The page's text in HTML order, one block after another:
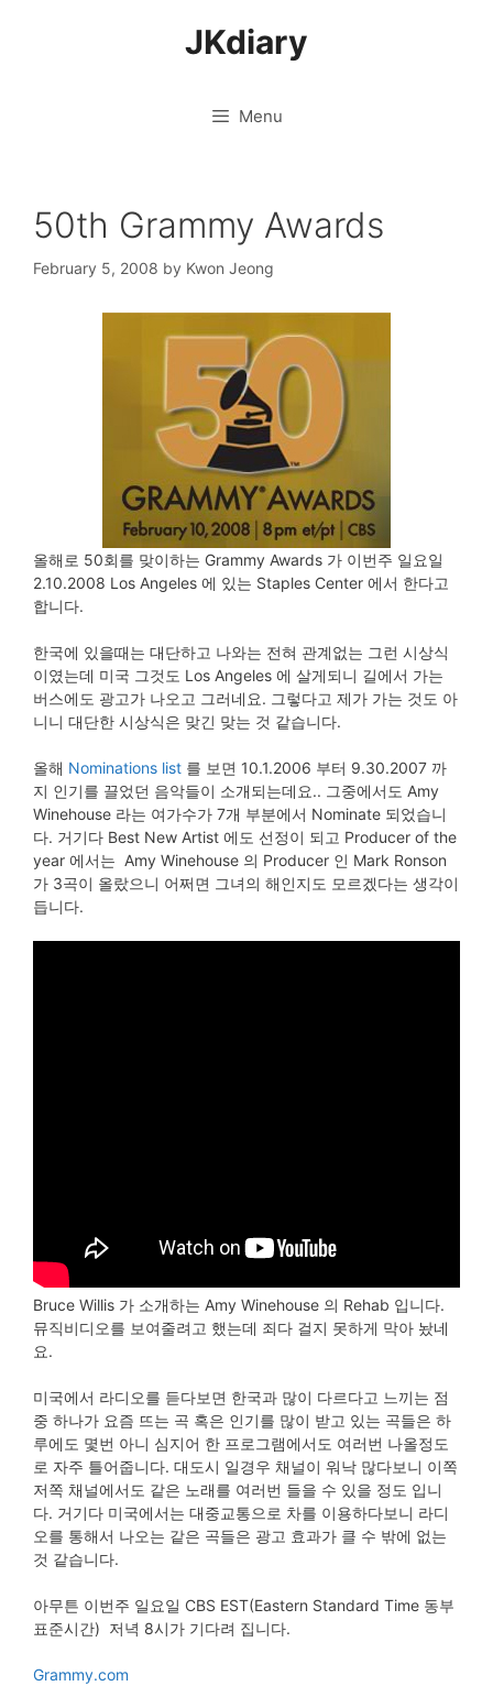
JKdiary
Menu
50th Grammy Awards
February 5, 2008 by Kwon Jeong
올해로 50회를 맞이하는 Grammy Awards 가 이번주 일요일
2.10.2008 Los Angeles 에 있는 Staples Center 에서 한다고
합니다.
한국에 있을때는 대단하고 나와는 전혀 관계없는 그런 시상식
이였는데 미국 그것도 Los Angeles 에 살게되니 길에서 가는
버스에도 광고가 나오고 그러네요. 그렇다고 제가 가는 것도 아
니니 대단한 시상식은 맞긴 맞는 것 같습니다.
올해 Nominations list 를 보면 10.1.2006 부터 9.30.2007 까
지 인기를 끌었던 음악들이 소개되는데요.. 그중에서도 Amy
Winehouse 라는 여가수가 7개 부분에서 Nominate 되었습니
다. 거기다 Best New Artist 에도 선정이 되고 Producer of the
year 에서는 Amy Winehouse 의 Producer 인 Mark Ronson
가 3곡이 올랐으니 어쩌면 그녀의 해인지도 모르겠다는 생각이
듭니다.
Bruce Willis 가 소개하는 Amy Winehouse 의 Rehab 입니다.
뮤직비디오를 보여줄려고 했는데 죄다 걸지 못하게 막아 놨네
요.
미국에서 라디오를 듣다보면 한국과 많이 다르다고 느끼는 점
중 하나가 요즘 뜨는 곡 혹은 인기를 많이 받고 있는 곡들은 하
루에도 몇번 아니 심지어 한 프로그램에서도 여러번 나올정도
로 자주 틀어줍니다. 대도시 일경우 채널이 워낙 많다보니 이쪽
저쪽 채널에서도 같은 노래를 여러번 들을 수 있을 정도 입니
다. 거기다 미국에서는 대중교통으로 차를 이용하다보니 라디
오를 통해서 나오는 같은 곡들은 광고 효과가 클 수 밖에 없는
것 같습니다.
아무튼 이번주 일요일 CBS EST(Eastern Standard Time 동부
표준시간) 저녁 8시가 기다려 집니다.
Grammy.com